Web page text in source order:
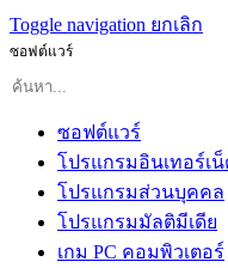
Toggle navigation ยกเลิก
ซอฟต์แวร์
ซอฟต์แวร์
โปรแกรมอินเทอร์เ
โปรแกรมส่วนบุคคล
โปรแกรมมัลติมีเดีย
เกม PC คอมพิวเตอร์